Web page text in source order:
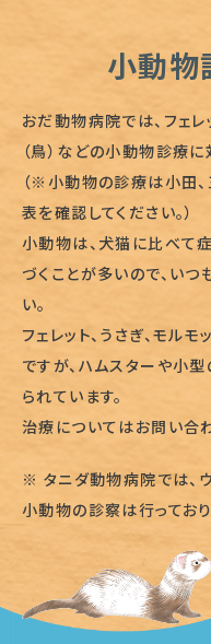
（ご紹
小動物
おだ動物病院では、フェレ
（鳥）などの小動物診療
（※小動物の診療は小田
表を確認してください。）
小動物は、犬猫に比べて
づくことが多いので、い
い。
フェレット、うさぎ、モル
ですが、ハムスターや小
られています。
治療についてはお問い合
※ タニダ動物病院では、ウ
小動物の診察は行っており